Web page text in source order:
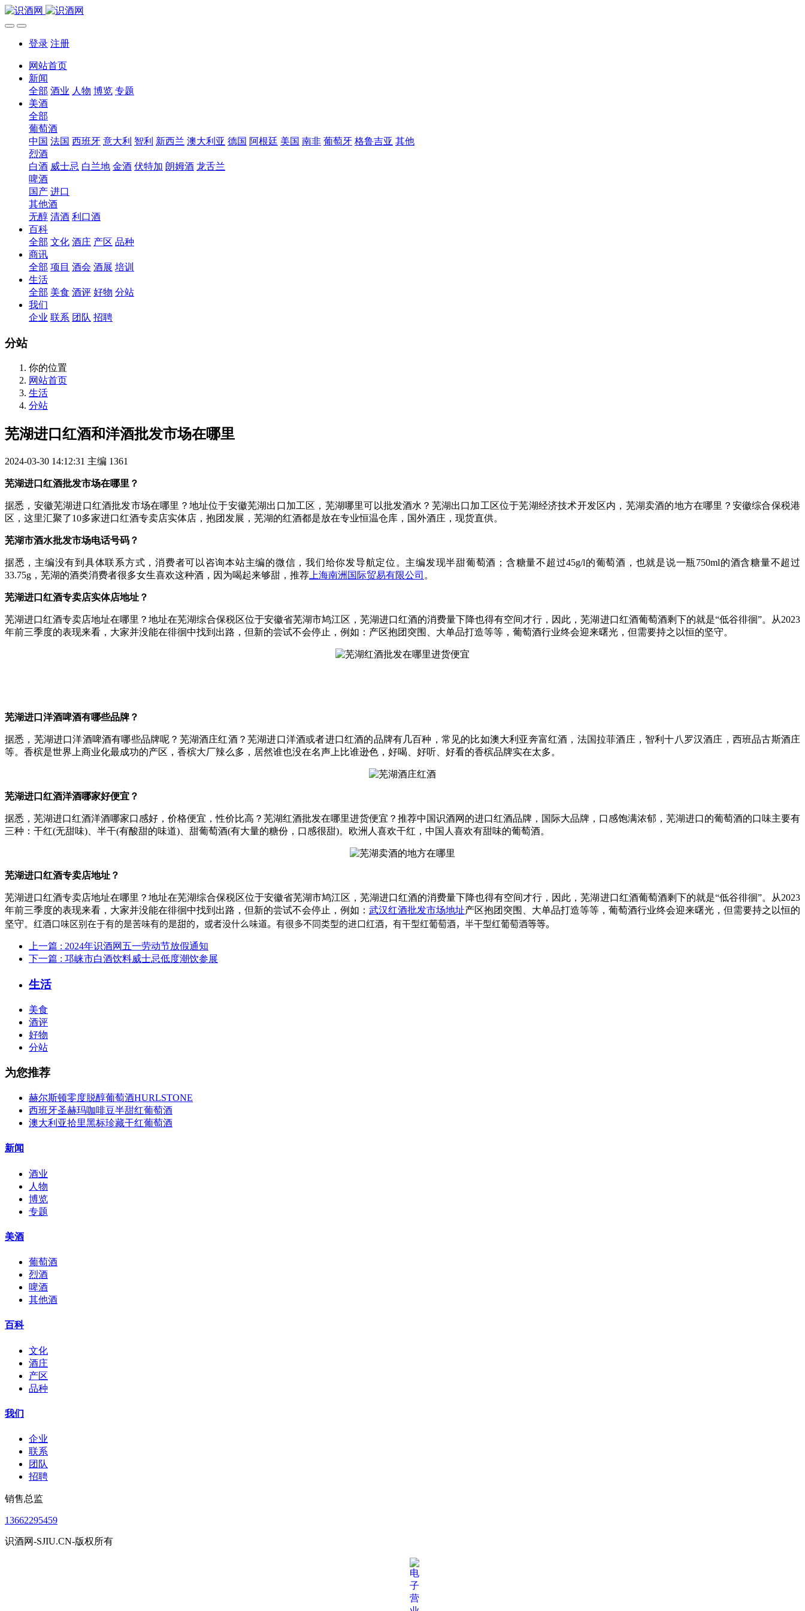
登录 注册
网站首页
新闻
全部 酒业 人物 博览 专题
美酒
全部
葡萄酒
中国 法国 西班牙 意大利 智利 新西兰 澳大利亚 德国 阿根廷 美国 南非 葡萄牙 格鲁吉亚 其他
烈酒
白酒 威士忌 白兰地 金酒 伏特加 朗姆酒 龙舌兰
啤酒
国产 进口
其他酒
无醇 清酒 利口酒
百科
全部 文化 酒庄 产区 品种
商讯
全部 项目 酒会 酒展 培训
生活
全部 美食 酒评 好物 分站
我们
企业 联系 团队 招聘
分站
你的位置
网站首页
生活
分站
芜湖进口红酒和洋酒批发市场在哪里
2024-03-30 14:12:31 主编 1361
芜湖进口红酒批发市场在哪里？
据悉，安徽芜湖进口红酒批发市场在哪里？地址位于安徽芜湖出口加工区，芜湖哪里可以批发酒水？芜湖出口加工区位于芜湖经济技术开发区内，芜湖卖酒的地方在哪里？安徽综合保税港
区，这里汇聚了10多家进口红酒专卖店实体店，抱团发展，芜湖的红酒都是放在专业恒温仓库，国外酒庄，现货直供。
芜湖市酒水批发市场电话号码？
据悉，主编没有到具体联系方式，消费者可以咨询本站主编的微信，我们给你发导航定位。主编发现半甜葡萄酒；含糖量不超过45g/l的葡萄酒，也就是说一瓶750ml的酒含糖量不超过
33.75g，芜湖的酒类消费者很多女生喜欢这种酒，因为喝起来够甜，推荐 上海南洲国际贸易有限公司 。
芜湖进口红酒专卖店实体店地址？
芜湖进口红酒专卖店地址在哪里？地址在芜湖综合保税区位于安徽省芜湖市鸠江区，芜湖进口红酒的消费量下降也得有空间才行，因此，芜湖进口红酒葡萄酒剩下的就是“低谷徘徊”。从2023
年前三季度的表现来看，大家并没能在徘徊中找到出路，但新的尝试不会停止，例如：产区抱团突围、大单品打造等等，葡萄酒行业终会迎来曙光，但需要持之以恒的坚守。
芜湖进口洋酒啤酒有哪些品牌？
据悉，芜湖进口洋酒啤酒有哪些品牌呢？芜湖酒庄红酒？芜湖进口洋酒或者进口红酒的品牌有几百种，常见的比如澳大利亚奔富红酒，法国拉菲酒庄，智利十八罗汉酒庄，西班品古斯酒庄
等。香槟是世界上商业化最成功的产区，香槟大厂辣么多，居然谁也没在名声上比谁逊色，好喝、好听、好看的香槟品牌实在太多。
芜湖进口红酒洋酒哪家好便宜？
据悉，芜湖进口红酒洋酒哪家口感好，价格便宜，性价比高？芜湖红酒批发在哪里进货便宜？推荐中国识酒网的进口红酒品牌，国际大品牌，口感饱满浓郁，芜湖进口的葡萄酒的口味主要有
三种：干红(无甜味)、半干(有酸甜的味道)、甜葡萄酒(有大量的糖份，口感很甜)。欧洲人喜欢干红，中国人喜欢有甜味的葡萄酒。
芜湖进口红酒专卖店地址？
芜湖进口红酒专卖店地址在哪里？地址在芜湖综合保税区位于安徽省芜湖市鸠江区，芜湖进口红酒的消费量下降也得有空间才行，因此，芜湖进口红酒葡萄酒剩下的就是“低谷徘徊”。从2023
年前三季度的表现来看，大家并没能在徘徊中找到出路，但新的尝试不会停止，例如： 武汉红酒批发市场地址产区抱团突围、大单品打造等等，葡萄酒行业终会迎来曙光，但需要持之以恒的
坚守。 红酒口味区别在于有的是苦味有的是甜的，或者没什么味道。有很多不同类型的进口红酒，有干型红葡萄酒， 半干型红葡萄酒等等。
上一篇 : 2024年识酒网五一劳动节放假通知
下一篇 : 邛崃市白酒饮料威士忌低度潮饮参展
生活
美食
酒评
好物
分站
为您推荐
赫尔斯顿零度脱醇葡萄酒HURLSTONE
西班牙圣赫玛咖啡豆半甜红葡萄酒
澳大利亚拾里黑标珍藏干红葡萄酒
新闻
酒业
人物
博览
专题
美酒
葡萄酒
烈酒
啤酒
其他酒
百科
文化
酒庄
产区
品种
我们
企业
联系
团队
招聘
销售总监
13662295459
识酒网-SJIU.CN-版权所有